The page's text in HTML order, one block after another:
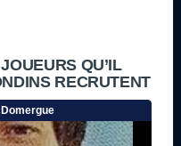
QU’IL
RECRUTENT